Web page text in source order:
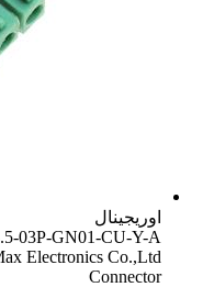
اوریجینال
03P-GN01-CU-Y-A
Electronics Co.,Ltd
Connector